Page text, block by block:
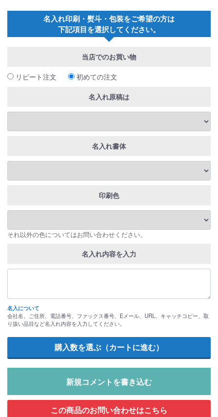
名入れ印刷・熨斗・包装をご希望の方は
下記項目を選択してください。
当店でのお買い物
リピート注文 初めての注文
名入れ原稿は
名入れ書体
印刷色
それ以外の色についてはお問い合わせください。
名入れ内容を入力
名入について
会社名、ご住所、電話番号、ファックス番号、Eメール、URL、キャッチコピー、取
り扱い品目など名入れ内容を入力してください。
新規コメントを書き込む